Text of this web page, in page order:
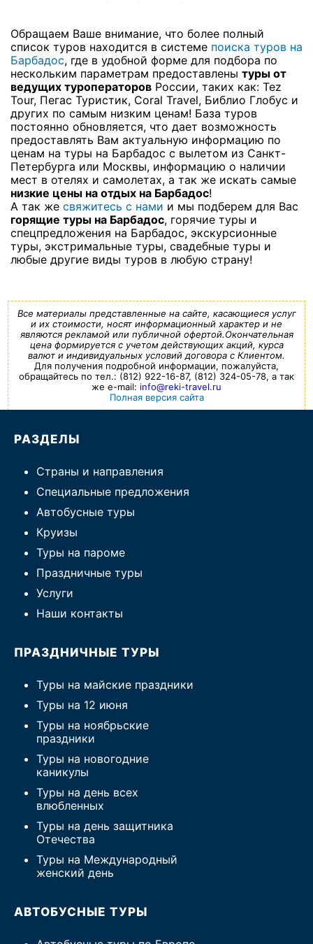
Обращаем Ваше внимание, что более полный
список туров находится в системе поиска туров на
Барбадос, где в удобной форме для подбора по
нескольким параметрам предоставлены туры от
ведущих туроператоров России, таких как: Tez
Tour, Пегас Туристик, Coral Travel, Библио Глобус и
других по самым низким ценам! База туров
постоянно обновляется, что дает возможность
предоставлять Вам актуальную информацию по
ценам на туры на Барбадос с вылетом из Санкт-
Петербурга или Москвы, информацию о наличии
мест в отелях и самолетах, а так же искать самые
низкие цены на отдых на Барбадос!
А так же свяжитесь с нами и мы подберем для Вас
горящие туры на Барбадос, горячие туры и
спецпредложения на Барбадос, экскурсионные
туры, экстримальные туры, свадебные туры и
любые другие виды туров в любую страну!
Все материалы представленные на сайте, касающиеся услуг
и их стоимости, носят информационный характер и не
являются рекламой или публичной офертой.Окончательная
цена формируется с учетом действующих акций, курса
валют и индивидуальных условий договора с Клиентом.
Для получения подробной информации, пожалуйста,
обращайтесь по тел.: (812) 922-16-87, (812) 324-05-78, а так
же e-mail: info@reki-travel.ru
Полная версия сайта
РАЗДЕЛЫ
Страны и направления
Специальные предложения
Автобусные туры
Круизы
Туры на пароме
Праздничные туры
Услуги
Наши контакты
ПРАЗДНИЧНЫЕ ТУРЫ
Туры на майские праздники
Туры на 12 июня
Туры на ноябрьские
праздники
Туры на новогодние
каникулы
Туры на день всех
влюбленных
Туры на день защитника
Отечества
Туры на Международный
женский день
АВТОБУСНЫЕ ТУРЫ